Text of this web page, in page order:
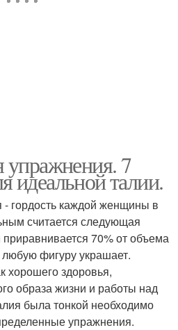
упражнения. 7
идеальной талии.
- гордость каждой женщины в
считается следующая
70% от объема
фигуру украшает.
хорошего здоровья,
образа жизни и работы над
была тонкой необходимо
упражнения.